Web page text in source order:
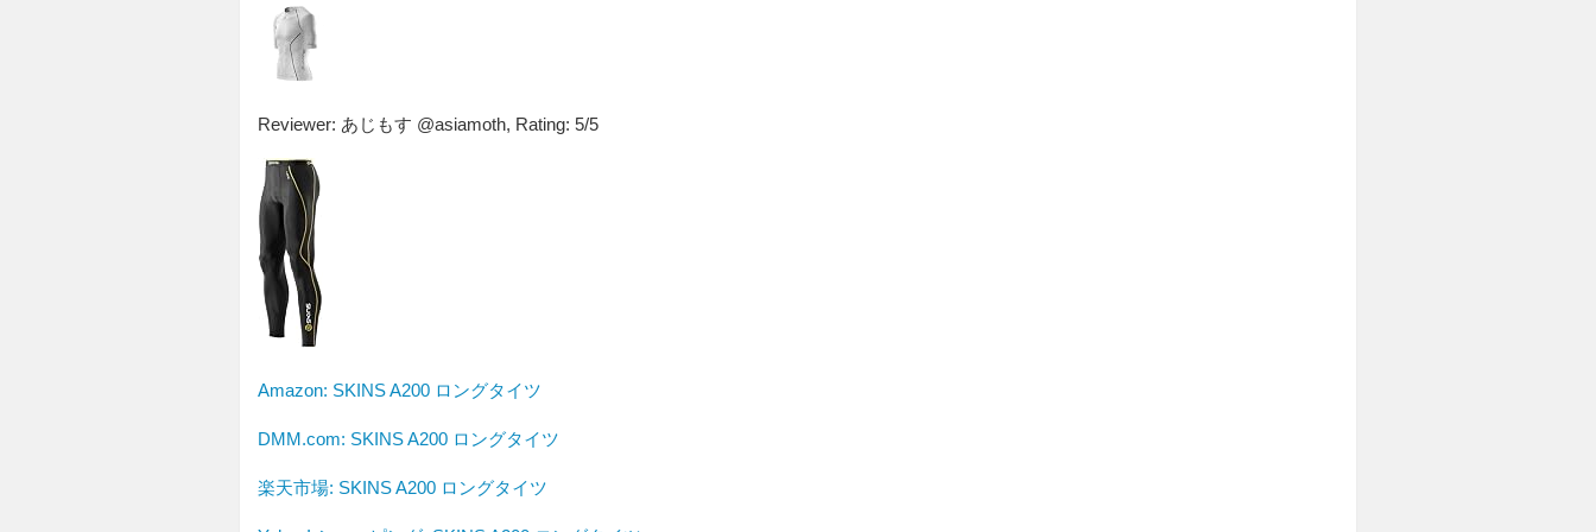
Reviewer: あじもす @asiamoth, Rating: 5/5
Amazon: SKINS A200 ロングタイツ
DMM.com: SKINS A200 ロングタイツ
楽天市場: SKINS A200 ロングタイツ